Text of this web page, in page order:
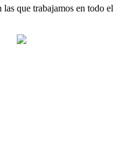
que trabajamos en todo el